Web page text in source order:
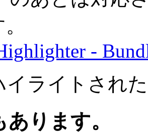
-
イライトされ
ります。